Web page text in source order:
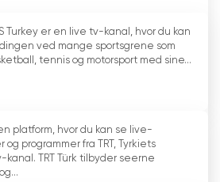
Turkey er en live tv-kanal, hvor du kan
ved mange sportsgrene som
tennis og motorsport med sine...
en platform, hvor du kan se live-
og programmer fra TRT, Tyrkiets
TRT Türk tilbyder seerne